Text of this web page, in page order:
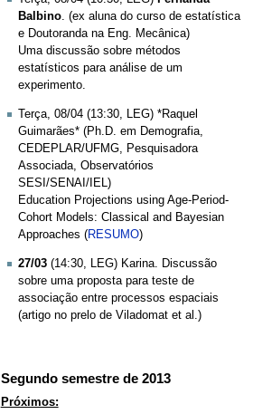
Balbino. (ex aluna do curso de estatística
e Doutoranda na Eng. Mecânica)
Uma discussão sobre métodos
estatísticos para análise de um
experimento.
Terça, 08/04 (13:30, LEG) *Raquel
Guimarães* (Ph.D. em Demografia,
CEDEPLAR/UFMG, Pesquisadora
Associada, Observatórios
SESI/SENAI/IEL)
Education Projections using Age-Period-
Cohort Models: Classical and Bayesian
Approaches (RESUMO)
27/03(14:30, LEG) Karina. Discussão
sobre uma proposta para teste de
associação entre processos espaciais
(artigo no prelo de Viladomat et al.)
Segundo semestre de 2013
Próximos: